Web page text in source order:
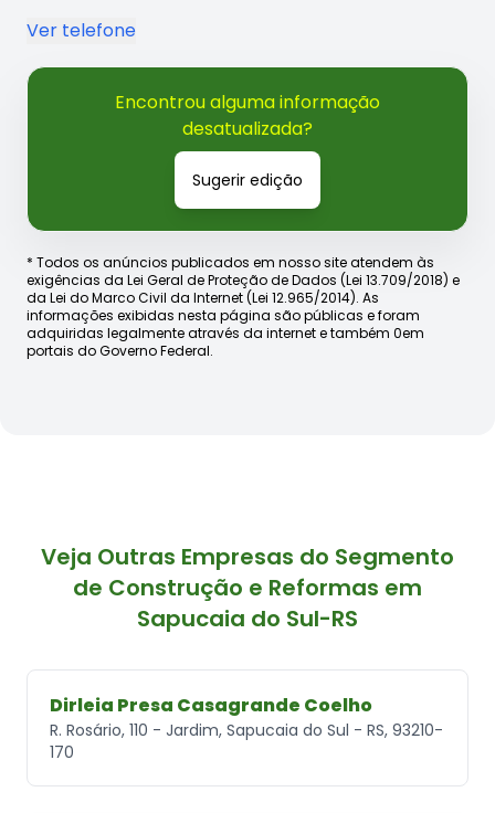
Ver telefone
Encontrou alguma informação
desatualizada?
Sugerir edição
* Todos os anúncios publicados em nosso site atendem às
exigências da Lei Geral de Proteção de Dados (Lei 13.709/2018) e
da Lei do Marco Civil da Internet (Lei 12.965/2014). As
informações exibidas nesta página são públicas e foram
adquiridas legalmente através da internet e também 0em
portais do Governo Federal.
Veja Outras Empresas do Segmento
de Construção e Reformas em
Sapucaia do Sul-RS
Dirleia Presa Casagrande Coelho
R. Rosário, 110 - Jardim, Sapucaia do Sul - RS, 93210-
170